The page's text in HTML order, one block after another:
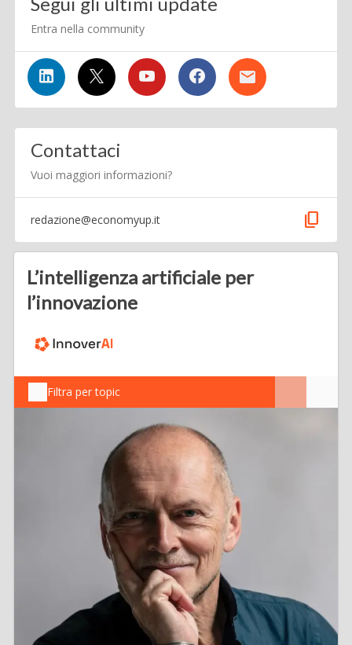
Entra nella community
Contattaci
Vuoi maggiori informazioni?
redazione@economyup.it content_copy
L’intelligenza artificiale per
l’innovazione
Filtra per topic